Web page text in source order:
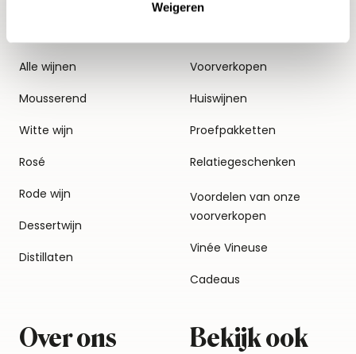
Weigeren
Alle wijnen
Mousserend
Witte wijn
Rosé
Rode wijn
Dessertwijn
Distillaten
Thema's
Voorverkopen
Huiswijnen
Proefpakketten
Relatiegeschenken
Voordelen van onze
voorverkopen
Vinée Vineuse
Cadeaus
Over ons Bekijk ook